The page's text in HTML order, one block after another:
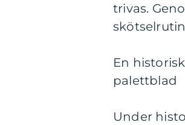
trivas.
En
palettblad
Under